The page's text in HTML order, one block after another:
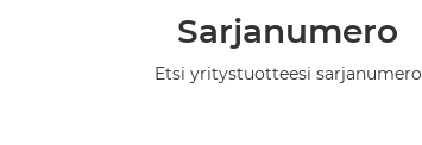
Sarjanumero
Etsi yritystuotteesi sarjanumero